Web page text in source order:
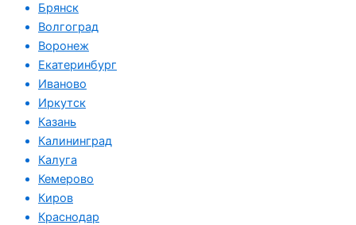
Брянск
Волгоград
Воронеж
Екатеринбург
Иваново
Иркутск
Казань
Калининград
Калуга
Кемерово
Киров
Краснодар